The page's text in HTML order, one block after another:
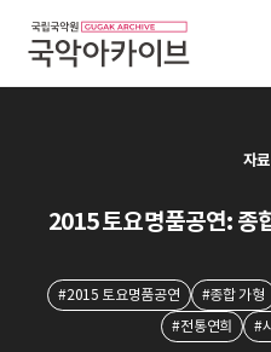
자
2015 토요명품공연: 종
#2015 토요명품공연 #종합 가형
#전통연희
#